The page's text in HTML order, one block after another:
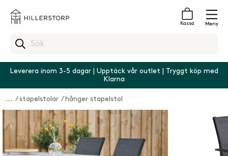
Kassa Meny
Leverera inom 3-5 dagar | Upptäck vår outlet | Tryggt köp med
Klarna
stapelstolar hånger stapelstol